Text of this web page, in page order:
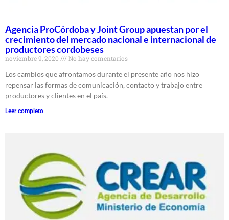
Agencia ProCórdoba y Joint Group apuestan por el
crecimiento del mercado nacional e internacional de
productores cordobeses
noviembre 9, 2020 No hay comentarios
Los cambios que afrontamos durante el presente año nos hizo
repensar las formas de comunicación, contacto y trabajo entre
productores y clientes en el país.
Leer completo